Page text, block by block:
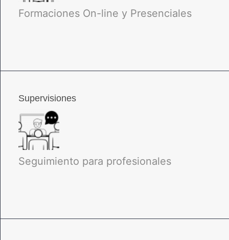
Formaciones On-line y Presenciales
Supervisiones
Seguimiento para profesionales